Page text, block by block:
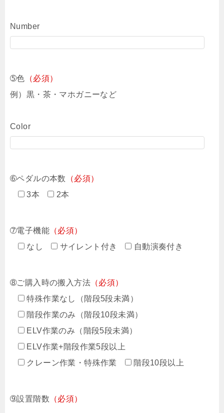
Number
➄色 （必須）
例）黒・茶・マホガニーなど
Color
➅ペダルの本数
（必須）
3本
2本
➆電子機能 （必須）
なし
サイレント付き 自動演奏付き
➇ご購入時の搬入方法 （必須）
特殊作業なし（階段5段未満）
階段作業のみ（階段10段未満）
ELV作業のみ（階段5段未満）
ELV作業+階段作業5段以上
クレーン作業・特殊作業
階段10段以上
➈設置階数 （必須）